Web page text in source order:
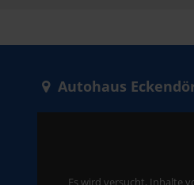
Autohaus
Es wird versucht, Inhalte